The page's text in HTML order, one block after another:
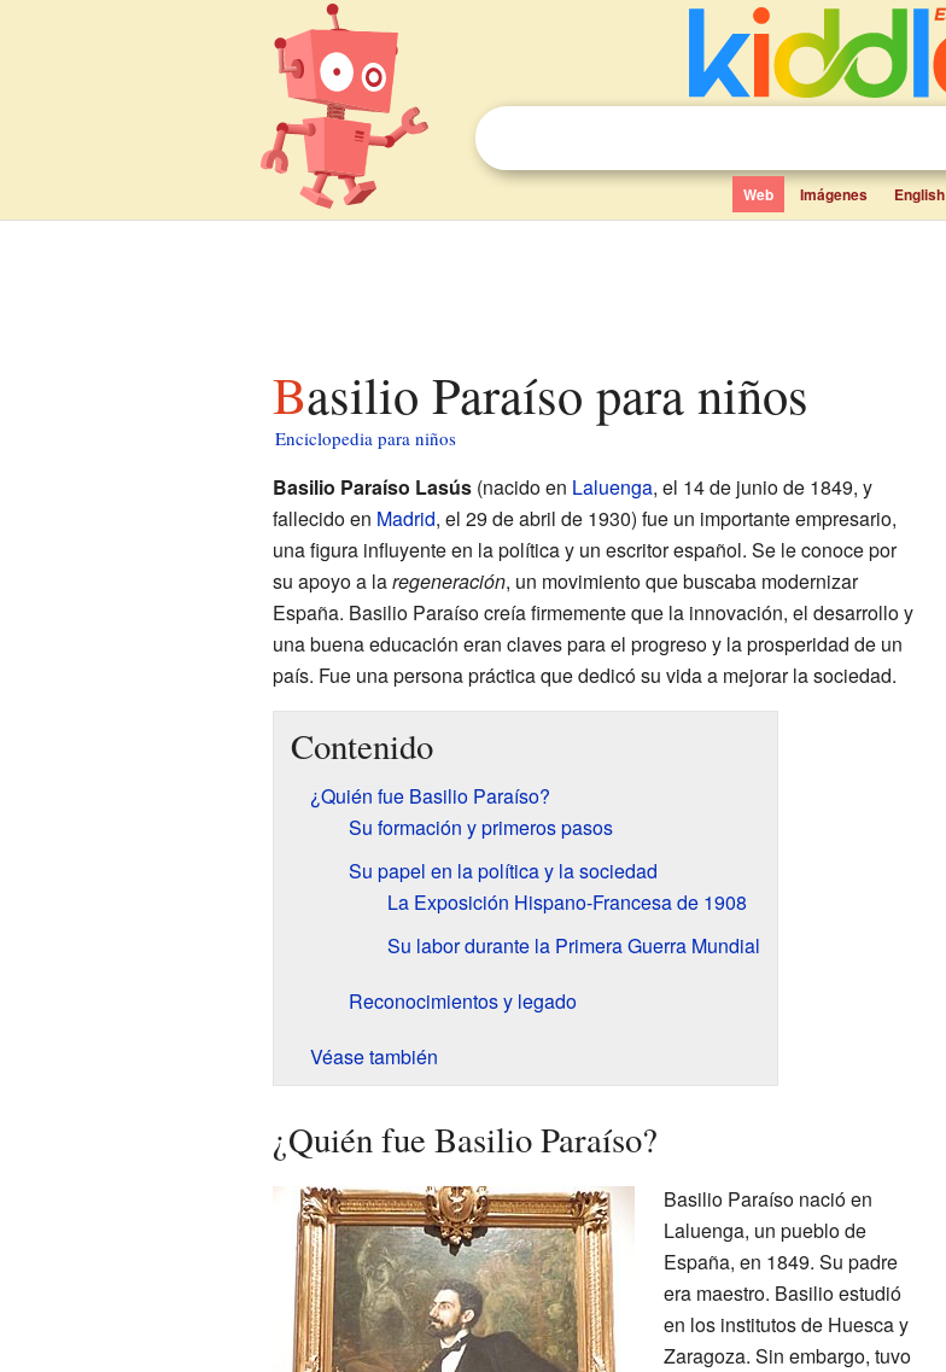
Web Imágenes English
Basilio Paraíso para niños
Enciclopedia para niños
Basilio Paraíso Lasús(nacido en Laluenga, el 14 de junio de 1849, y
fallecido en Madrid, el 29 de abril de 1930) fue un importante empresario,
una figura influyente en la política y un escritor español. Se le conoce por
su apoyo a laregeneración, un movimiento que buscaba modernizar
España. Basilio Paraíso creía firmemente que la innovación, el desarrollo y
una buena educación eran claves para el progreso y la prosperidad de un
país. Fue una persona práctica que dedicó su vida a mejorar la sociedad.
Contenido
¿Quién fue Basilio Paraíso?
Su formación y primeros pasos
Su papel en la política y la sociedad
La Exposición Hispano-Francesa de 1908
Su labor durante la Primera Guerra Mundial
Reconocimientos y legado
Véase también
¿Quién fue Basilio Paraíso?
Basilio Paraíso nació en
Laluenga, un pueblo de
España, en 1849. Su padre
era maestro. Basilio estudió
en los institutos de Huesca y
Zaragoza. Sin embargo, tuvo